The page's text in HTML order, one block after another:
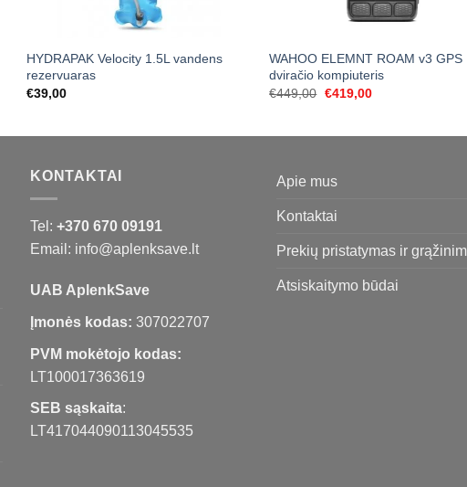
HYDRAPAK Velocity 1.5L vandens
rezervuaras
€39,00
WAHOO ELEMNT ROAM v3 GPS
dviračio kompiuteris
€449,00 Original
€419,00Current
KONTAKTAI
Tel: +370 670 09191
Email: info@aplenksave.lt
UAB AplenkSave
Įmonės kodas: 307022707
PVM mokėtojo kodas:
LT100017363619
SEB sąskaita:
LT417044090113045535
Apie mus
Kontaktai
Prekių pristatymas ir
Atsiskaitymo būdai